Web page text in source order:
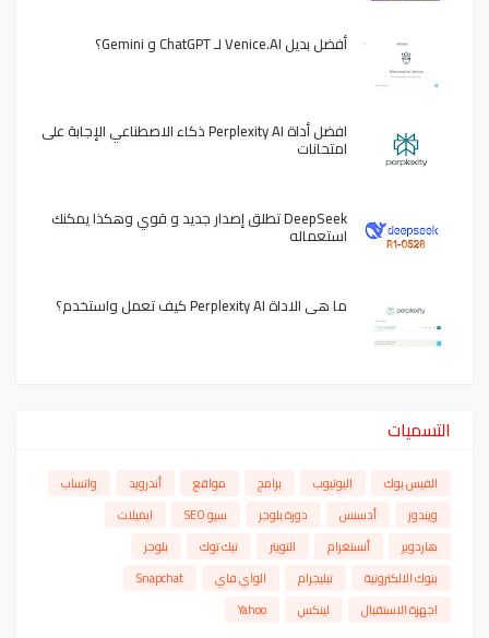
أفضل بديل Venice.AI لـ ChatGPT و Gemini؟
افضل أداة Perplexity AI ذكاء الاصطناعي الإجابة على
امتحانات
DeepSeek تطلق إصدار جديد و قوي وهكذا يمكنك
استعماله
ما هي الاداة Perplexity AI كيف تعمل واستخدم؟
التسميات
الفيس بوك اليوتيوب برامج مواقع أندرويد
واتساب
ويندوز
أدسنس دورة بلوجر سيو SEO
ايميلات
هاردوير
أنستغرام التويتر تيك توك
بلوجر
بنوك الالكترونية
تيليجرام الواي فاي
Snapchat
اجهزة الاستقبال
لينكس Yahoo